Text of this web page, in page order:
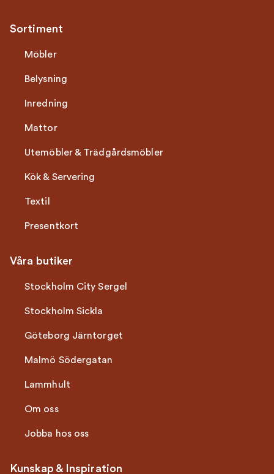
Sortiment
Möbler
Belysning
Inredning
Mattor
Utemöbler & Trädgårdsmöbler
Kök & Servering
Textil
Presentkort
Våra butiker
Stockholm City Sergel
Stockholm Sickla
Göteborg Järntorget
Malmö Södergatan
Lammhult
Om oss
Jobba hos oss
Kunskap & Inspiration